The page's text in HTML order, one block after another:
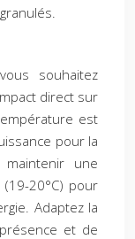
souhaitez
direct sur
est
pour la
une
20°C) pour
Adaptez la
et de